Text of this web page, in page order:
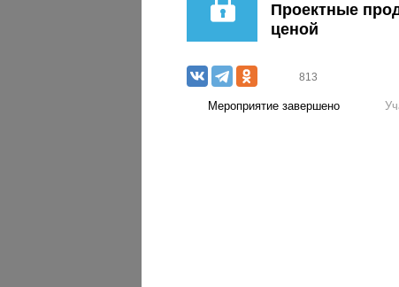
Проектные
ценой
813
Мероприятие завершено